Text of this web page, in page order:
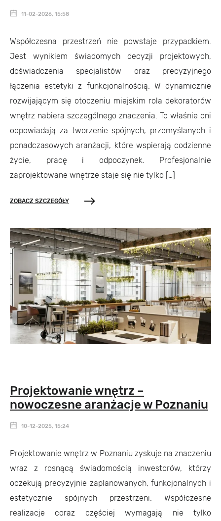
11-02-2026, 15:58
Współczesna przestrzeń nie powstaje przypadkiem.
Jest wynikiem świadomych decyzji projektowych,
doświadczenia specjalistów oraz precyzyjnego
łączenia estetyki z funkcjonalnością. W dynamicznie
rozwijającym się otoczeniu miejskim rola dekoratorów
wnętrz nabiera szczególnego znaczenia. To właśnie oni
odpowiadają za tworzenie spójnych, przemyślanych i
ponadczasowych aranżacji, które wspierają codzienne
życie, pracę i odpoczynek. Profesjonalnie
zaprojektowane wnętrze staje się nie tylko […]
ZOBACZ SZCZEGÓŁY
Projektowanie wnętrz –
nowoczesne aranżacje w Poznaniu
10-12-2025, 15:24
Projektowanie wnętrz w Poznaniu zyskuje na znaczeniu
wraz z rosnącą świadomością inwestorów, którzy
oczekują precyzyjnie zaplanowanych, funkcjonalnych i
estetycznie spójnych przestrzeni. Współczesne
realizacje coraz częściej wymagają nie tylko